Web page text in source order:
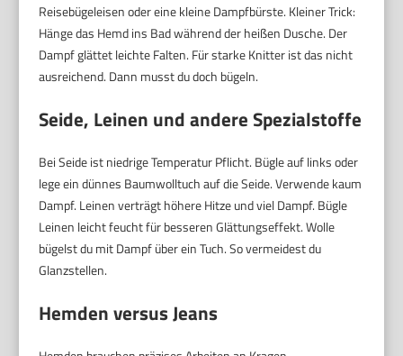
Reisebügeleisen oder eine kleine Dampfbürste. Kleiner Trick:
Hänge das Hemd ins Bad während der heißen Dusche. Der
Dampf glättet leichte Falten. Für starke Knitter ist das nicht
ausreichend. Dann musst du doch bügeln.
Seide, Leinen und andere Spezialstoffe
Bei Seide ist niedrige Temperatur Pflicht. Bügle auf links oder
lege ein dünnes Baumwolltuch auf die Seide. Verwende kaum
Dampf. Leinen verträgt höhere Hitze und viel Dampf. Bügle
Leinen leicht feucht für besseren Glättungseffekt. Wolle
bügelst du mit Dampf über ein Tuch. So vermeidest du
Glanzstellen.
Hemden versus Jeans